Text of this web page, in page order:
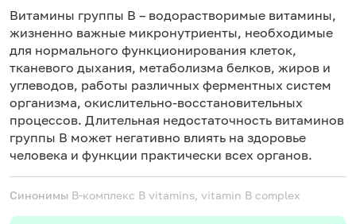
Витамины группы В – водорастворимые витамины,
жизненно важные микронутриенты, необходимые
для нормального функционирования клеток,
тканевого дыхания, метаболизма белков, жиров и
углеводов, работы различных ферментных систем
организма, окислительно-восстановительных
процессов. Длительная недостаточность витаминов
группы В может негативно влиять на здоровье
человека и функции практически всех органов.
Синонимы В-комплекс B vitamins, vitamin B complex